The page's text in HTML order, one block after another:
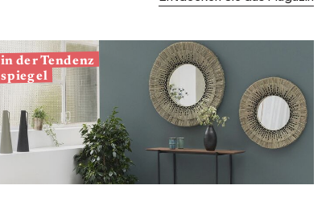
in der Tendenz
spiegel